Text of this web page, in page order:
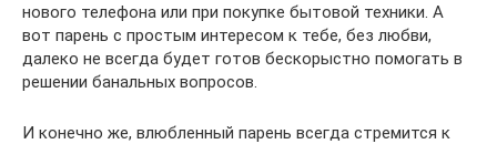
нового телефона или при покупке бытовой техники. А
вот парень с простым интересом к тебе, без любви,
далеко не всегда будет готов бескорыстно помогать в
решении банальных вопросов.
И конечно же, влюбленный парень всегда стремится к